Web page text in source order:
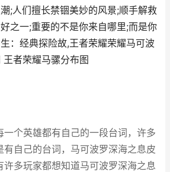
;人们擅长禁锢美妙的风景;顺手解救
之一;重要的不是你来自哪里;而是你
：经典探险故,王者荣耀荣耀马可波
者荣耀马骡分布图
一个英雄都有自己的一段台词，许多
有自己的台词，马可波罗深海之息皮
许多玩家都想知道马可波罗深海之息